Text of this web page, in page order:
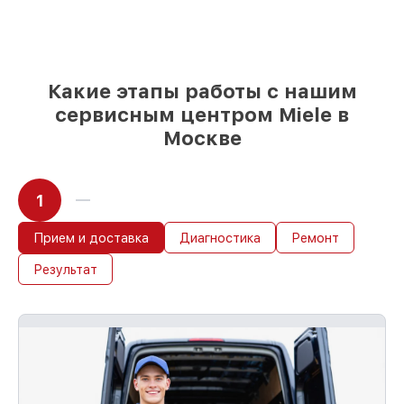
Какие этапы работы с нашим
сервисным центром Miele в
Москве
1
Прием и доставка Диагностика Ремонт
Результат